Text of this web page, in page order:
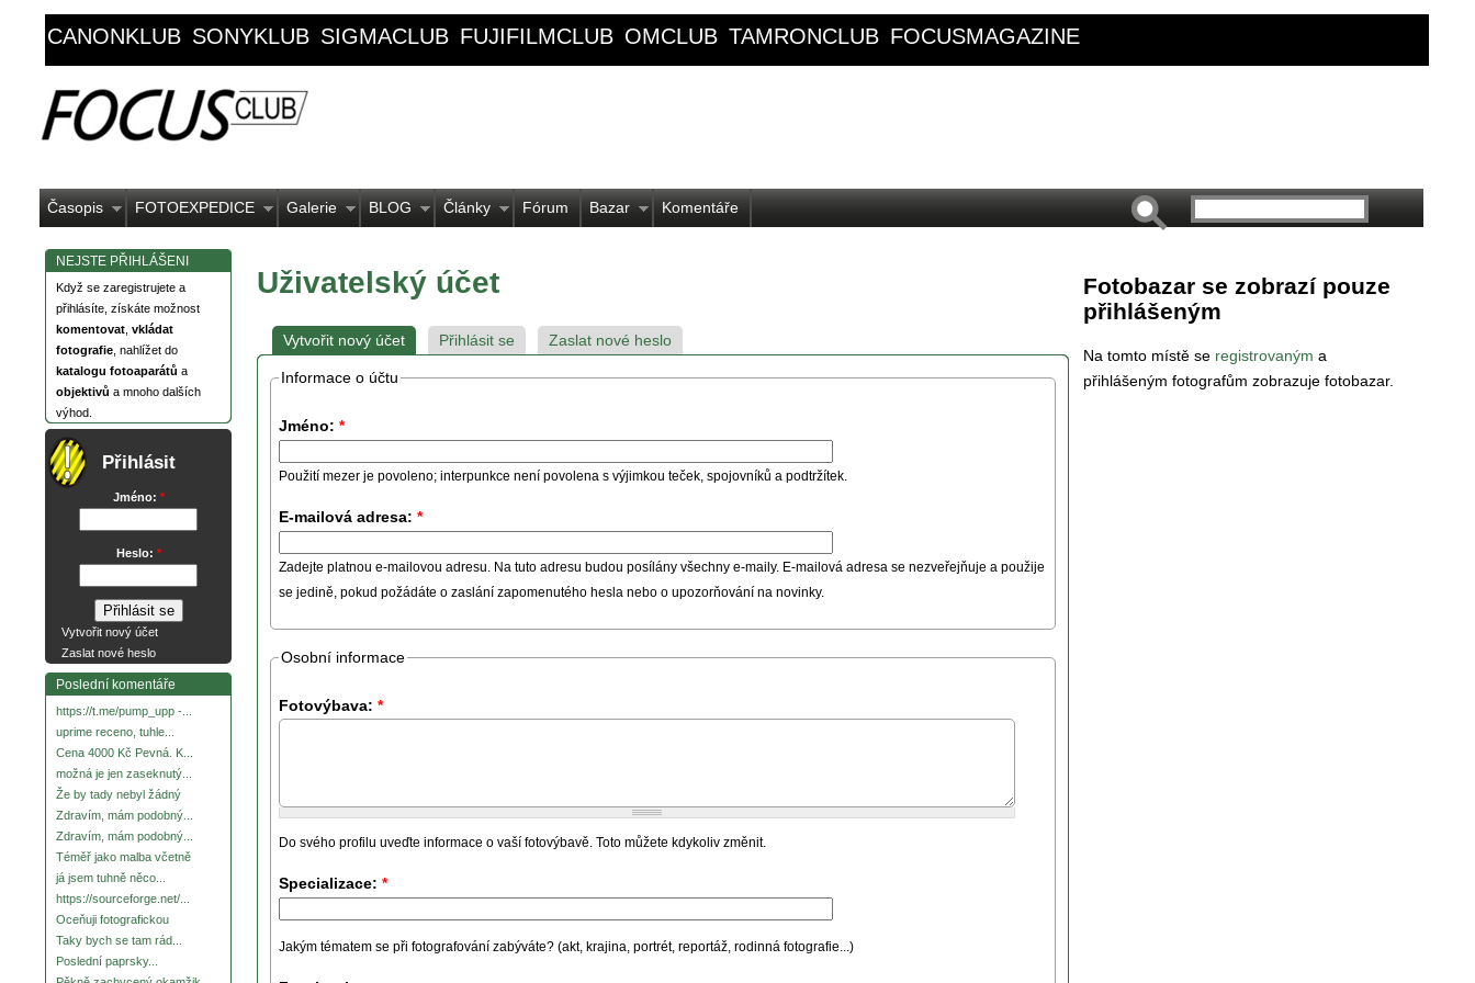
CANONKLUB SONYKLUB SIGMACLUB FUJIFILMCLUB OMCLUB TAMRONCLUB FOCUSMAGAZINE
Časopis FOTOEXPEDICE Galerie BLOG Články Fórum Bazar Komentáře
NEJSTE PŘIHLÁŠENI
Když se zaregistrujete a
přihlásíte, získáte možnost
komentovat vkládat
fotografie , nahlížet do
katalogu fotoaparátů a
objektivů a mnoho dalších
výhod.
Přihlásit
Jméno: *
Heslo: *
Vytvořit nový účet
Zaslat nové heslo
Poslední komentáře
https://t.me/pump_upp -...
uprime receno, tuhle...
Cena 4000 Kč Pevná. K...
možná je jen zaseknutý...
Že by tady nebyl žádný
Zdravím, mám podobný...
Zdravím, mám podobný...
Téměř jako malba včetně
já jsem tuhně něco...
https://sourceforge.net/...
Oceňuji fotografickou
Taky bych se tam rád...
Poslední paprsky...
Uživatelský účet
Vytvořit nový účet Přihlásit se Zaslat nové heslo
Informace o účtu
Jméno: *
Použití mezer je povoleno; interpunkce není povolena s výjimkou teček, spojovníků a podtržítek.
E-mailová adresa: *
Zadejte platnou e-mailovou adresu. Na tuto adresu budou posílány všechny e-maily. E-mailová adresa se nezveřejňuje a použije
se jedině, pokud požádáte o zaslání zapomenutého hesla nebo o upozorňování na novinky.
Osobní informace
Fotovýbava: *
Do svého profilu uveďte informace o vaší fotovýbavě. Toto můžete kdykoliv změnit.
Specializace: *
Jakým tématem se při fotografování zabýváte? (akt, krajina, portrét, reportáž, rodinná fotografie...)
Fotobazar se zobrazí pouze
přihlášeným
Na tomto místě se registrovaným a
přihlášeným fotografům zobrazuje fotobazar.